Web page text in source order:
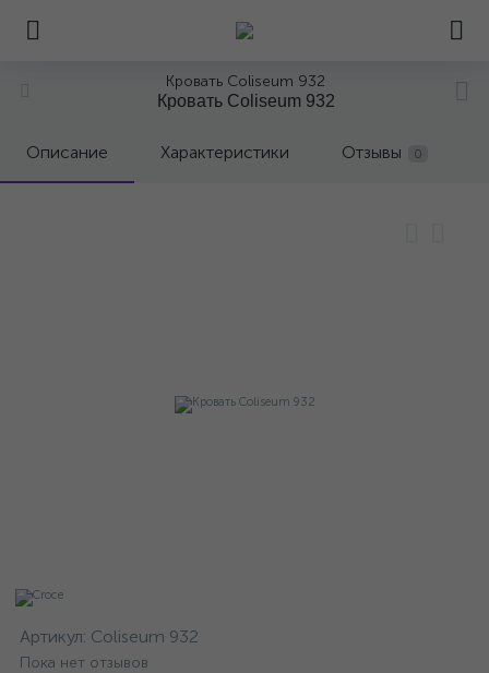
Кровать Coliseum 932
Кровать Coliseum 932
Описание Характеристики Отзывы 0
Артикул: Coliseum 932
Пока нет отзывов